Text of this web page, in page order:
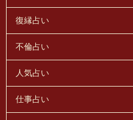
復縁占い
不倫占い
人気占い
仕事占い